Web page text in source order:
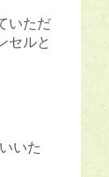
いただ
セルと
いた